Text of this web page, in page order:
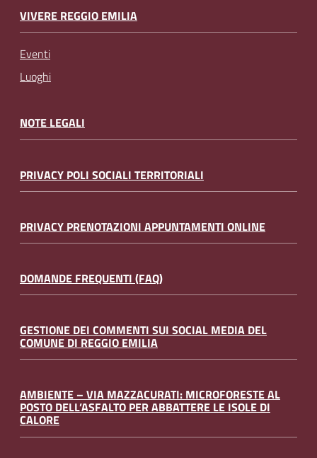
VIVERE REGGIO EMILIA
Eventi
Luoghi
NOTE LEGALI
PRIVACY POLI SOCIALI TERRITORIALI
PRIVACY PRENOTAZIONI APPUNTAMENTI ONLINE
DOMANDE FREQUENTI (FAQ)
GESTIONE DEI COMMENTI SUI SOCIAL MEDIA DEL
COMUNE DI REGGIO EMILIA
AMBIENTE – VIA MAZZACURATI: MICROFORESTE AL
POSTO DELL’ASFALTO PER ABBATTERE LE ISOLE DI
CALORE